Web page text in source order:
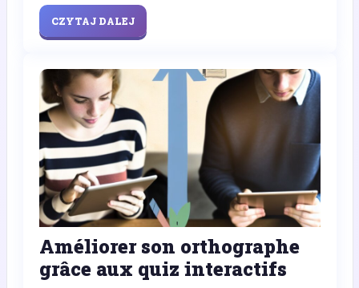
CZYTAJ DALEJ
Améliorer son orthographe
grâce aux quiz interactifs